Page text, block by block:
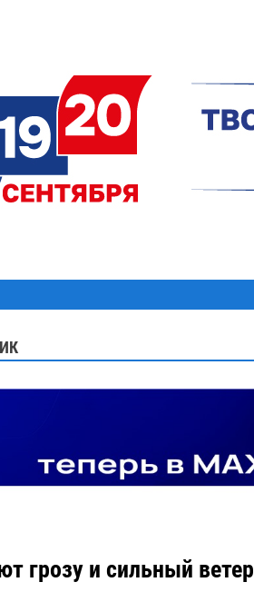
грозу и сильный ветер